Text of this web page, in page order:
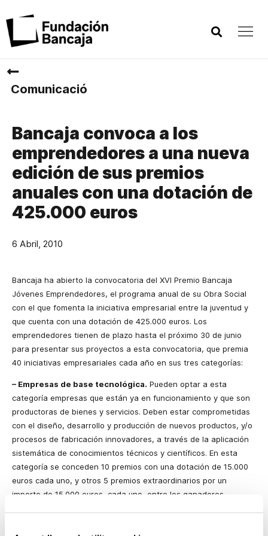
Comunicació
Bancaja convoca a los
emprendedores a una nueva
edición de sus premios
anuales con una dotación de
425.000 euros
6 Abril, 2010
Bancaja ha abierto la convocatoria del XVI Premio Bancaja
Jóvenes Emprendedores, el programa anual de su Obra Social
con el que fomenta la iniciativa empresarial entre la juventud y
que cuenta con una dotación de 425.000 euros. Los
emprendedores tienen de plazo hasta el próximo 30 de junio
para presentar sus proyectos a esta convocatoria, que premia
40 iniciativas empresariales cada año en sus tres categorías:
– Empresas de base tecnológica. Pueden optar a esta
categoría empresas que están ya en funcionamiento y que son
productoras de bienes y servicios. Deben estar comprometidas
con el diseño, desarrollo y producción de nuevos productos, y/o
procesos de fabricación innovadores, a través de la aplicación
sistemática de conocimientos técnicos y científicos. En esta
categoría se conceden 10 premios con una dotación de 15.000
euros cada uno, y otros 5 premios extraordinarios por un
importe de 15.000 euros, cada uno, entre los ganadores,